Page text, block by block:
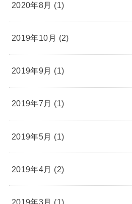
2020年8月 (1)
2019年10月 (2)
2019年9月 (1)
2019年7月 (1)
2019年5月 (1)
2019年4月 (2)
2019年3月 (1)